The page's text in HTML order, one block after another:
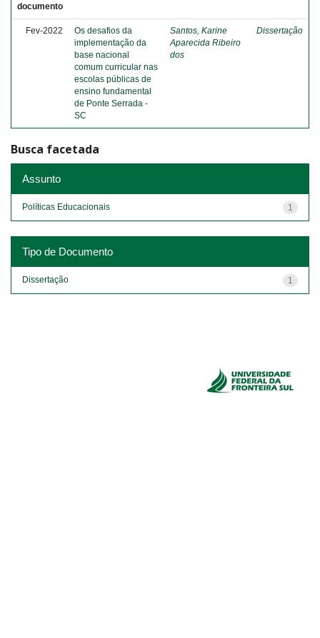
documento
Fev-2022
Os desafios da
implementação da
base nacional
comum curricular nas
escolas públicas de
ensino fundamental
de Ponte Serrada -
SC
Santos, Karine
Aparecida Ribeiro
dos
Dissertação
Busca facetada
Assunto
1
Políticas Educacionais
Tipo de Documento
1
Dissertação